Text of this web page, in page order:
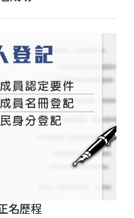
名歷程